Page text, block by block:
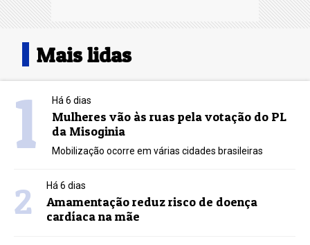
Mais lidas
1 Há 6 dias
Mulheres vão às ruas pela votação do PL
da Misoginia
Mobilização ocorre em várias cidades brasileiras
2 Há 6 dias
Amamentação reduz risco de doença
cardíaca na mãe